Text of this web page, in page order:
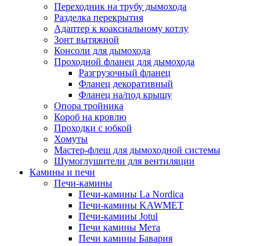
Переходник на трубу дымохода
Разделка перекрытия
Адаптер к коаксиальному котлу
Зонт вытяжной
Консоли для дымохода
Проходной фланец для дымохода
Разгрузочный фланец
Фланец декоративный
Фланец на/под крышу
Опора тройника
Короб на кровлю
Проходки с юбкой
Хомуты
Мастер-флеш для дымоходной системы
Шумоглушители для вентиляции
Камины и печи
Печи-камины
Печи-камины La Nordica
Печи-камины KAWMET
Печи-камины Jotul
Печи камины Мета
Печи камины Бавария